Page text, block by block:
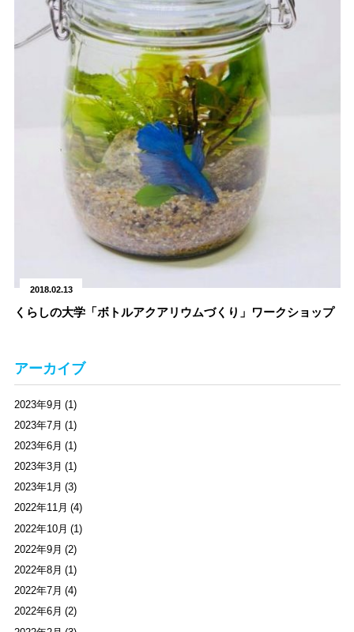
2018.02.13
くらしの大学「ボトルアクアリウムづくり」ワークショップ
アーカイブ
2023年9月 (1)
2023年7月 (1)
2023年6月 (1)
2023年3月 (1)
2023年1月 (3)
2022年11月 (4)
2022年10月 (1)
2022年9月 (2)
2022年8月 (1)
2022年7月 (4)
2022年6月 (2)